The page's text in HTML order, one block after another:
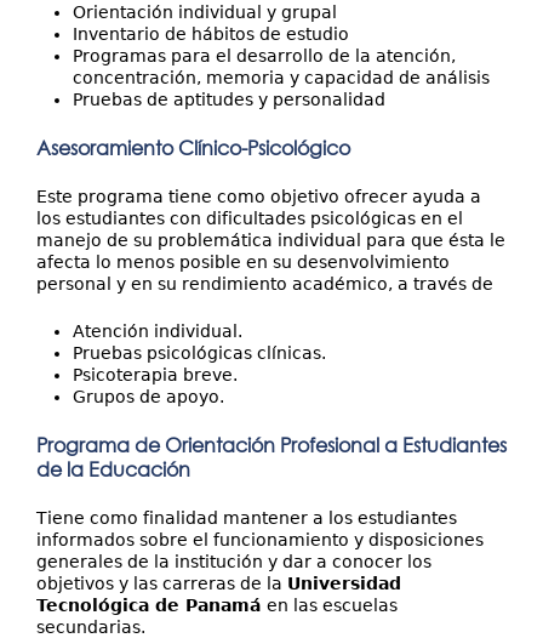
Orientación individual y grupal
Inventario de hábitos de estudio
Programas para el desarrollo de la atención,
concentración, memoria y capacidad de análisis
Pruebas de aptitudes y personalidad
Asesoramiento Clínico-Psicológico
Este programa tiene como objetivo ofrecer ayuda a
los estudiantes con dificultades psicológicas en el
manejo de su problemática individual para que ésta le
afecta lo menos posible en su desenvolvimiento
personal y en su rendimiento académico, a través de
Atención individual.
Pruebas psicológicas clínicas.
Psicoterapia breve.
Grupos de apoyo.
Programa de Orientación Profesional a Estudiantes
de la Educación
Tiene como finalidad mantener a los estudiantes
informados sobre el funcionamiento y disposiciones
generales de la institución y dar a conocer los
objetivos y las carreras de la Universidad
Tecnológica de Panamá en las escuelas
secundarias.